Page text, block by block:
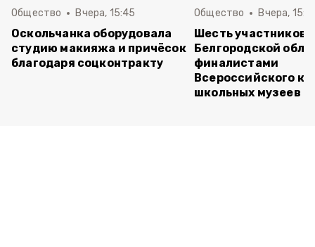
Общество Вчера, 15:45
Оскольчанка оборудовала
студию макияжа и причёсок
благодаря соцконтракту
Общество Вчера,
Шесть участников
Белгородской
финалистами
Всероссийского
школьных музеев